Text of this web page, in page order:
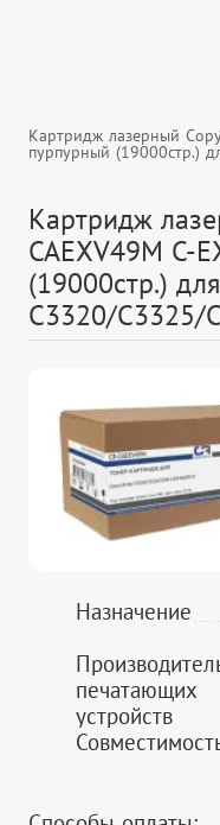
Картридж лазерный
пурпурный (19000стр.)
Картридж
CAEXV49M C-
(19000стр.)
C3320/C3325/
Назначение
печатающих
устройств